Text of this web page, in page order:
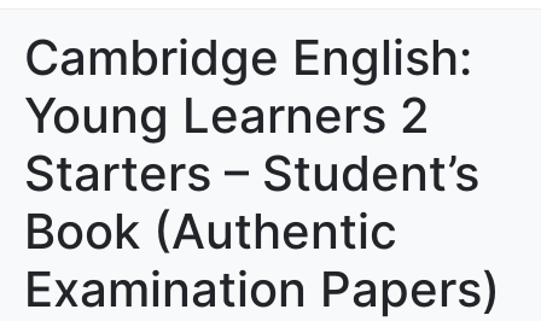
Cambridge English:
Young Learners 2
Starters – Student’s
Book (Authentic
Examination Papers)